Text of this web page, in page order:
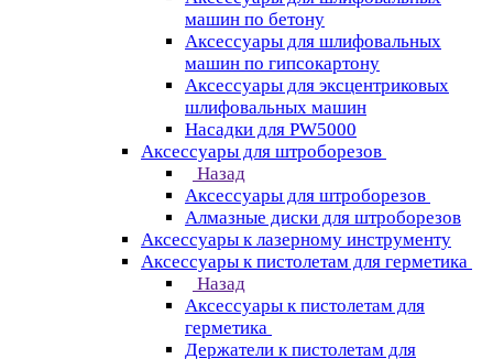
машин по бетону
Аксессуары для шлифовальных
машин по гипсокартону
Аксессуары для эксцентриковых
шлифовальных машин
Насадки для PW5000
Аксессуары для штроборезов
Назад
Аксессуары для штроборезов
Алмазные диски для штроборезов
Аксессуары к лазерному инструменту
Аксессуары к пистолетам для герметика
Назад
Аксессуары к пистолетам для
герметика
Держатели к пистолетам для